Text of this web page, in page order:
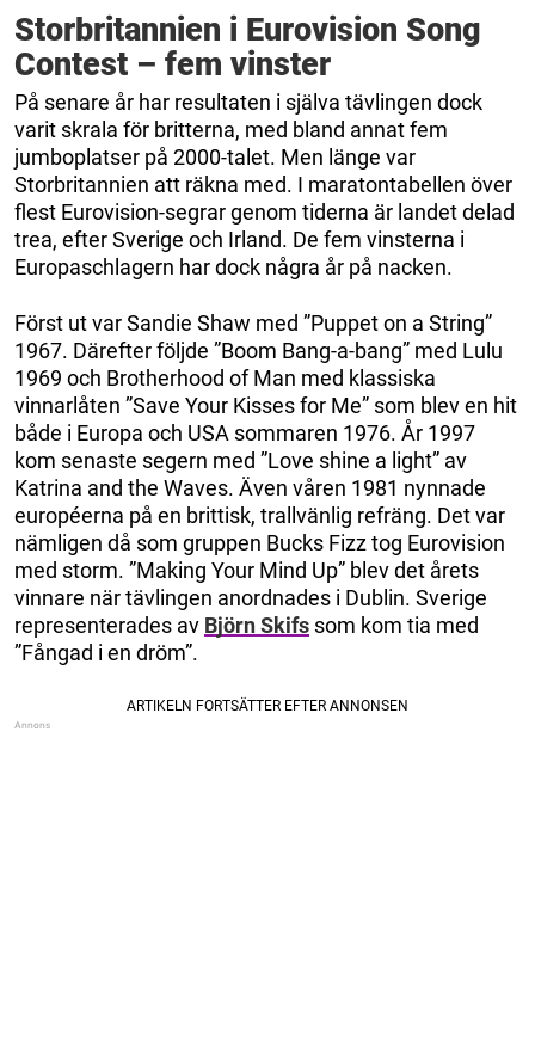
Storbritannien i Eurovision Song
Contest – fem vinster
På senare år har resultaten i själva tävlingen dock
varit skrala för britterna, med bland annat fem
jumboplatser på 2000-talet. Men länge var
Storbritannien att räkna med. I maratontabellen över
flest Eurovision-segrar genom tiderna är landet delad
trea, efter Sverige och Irland. De fem vinsterna i
Europaschlagern har dock några år på nacken.
Först ut var Sandie Shaw med ”Puppet on a String”
1967. Därefter följde ”Boom Bang-a-bang” med Lulu
1969 och Brotherhood of Man med klassiska
vinnarlåten ”Save Your Kisses for Me” som blev en hit
både i Europa och USA sommaren 1976. År 1997
kom senaste segern med ”Love shine a light” av
Katrina and the Waves. Även våren 1981 nynnade
européerna på en brittisk, trallvänlig refräng. Det var
nämligen då som gruppen Bucks Fizz tog Eurovision
med storm. ”Making Your Mind Up” blev det årets
vinnare när tävlingen anordnades i Dublin. Sverige
representerades av Björn Skifs som kom tia med
”Fångad i en dröm”.